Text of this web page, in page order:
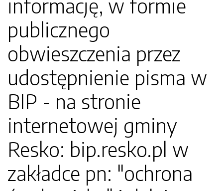
informację, w formie
publicznego
obwieszczenia przez
udostępnienie pisma w
BIP - na stronie
internetowej gminy
Resko: bip.resko.pl w
zakładce pn: "ochrona